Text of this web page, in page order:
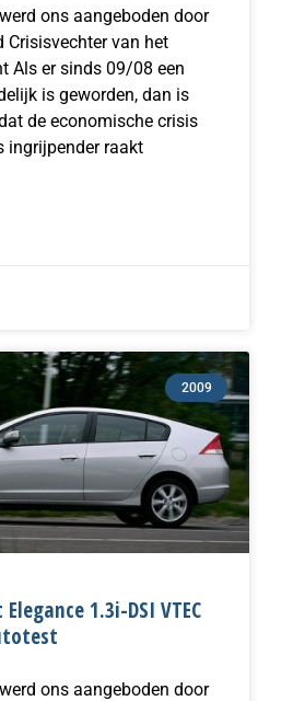
ons aangeboden door
Crisisvechter van het
Als er sinds 09/08 een
is geworden, dan is
de economische crisis
ingrijpender raakt
2009
1.3i-DSI VTEC
ons aangeboden door